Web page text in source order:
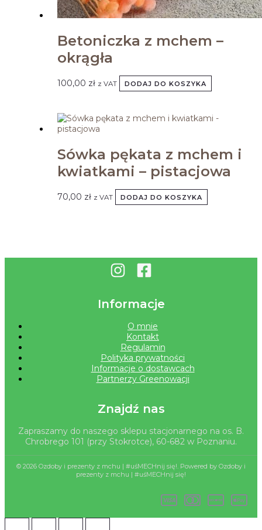
Betoniczka z mchem –
okrągła
100,00 zł z VAT DODAJ DO KOSZYKA
Sówka pękata z mchem i
kwiatkami – pistacjowa
70,00 zł z VAT DODAJ DO KOSZYKA
Informacje
O mnie
Kontakt
Regulamin
Polityka prywatności
Informacje o dostawcach
Partnerzy Greenowacji
Znajdź nas
Zapraszamy do naszego sklepu stacjonarnego na os. B.
Chrobrego 101 (przy Stokrotce), 60-682 w Poznaniu.
© 2026 Ozdoby i prezenty z mchu | #uśMECHnij się!. Powered by Ozdoby i
prezenty z mchu | #uśMECHnij się!